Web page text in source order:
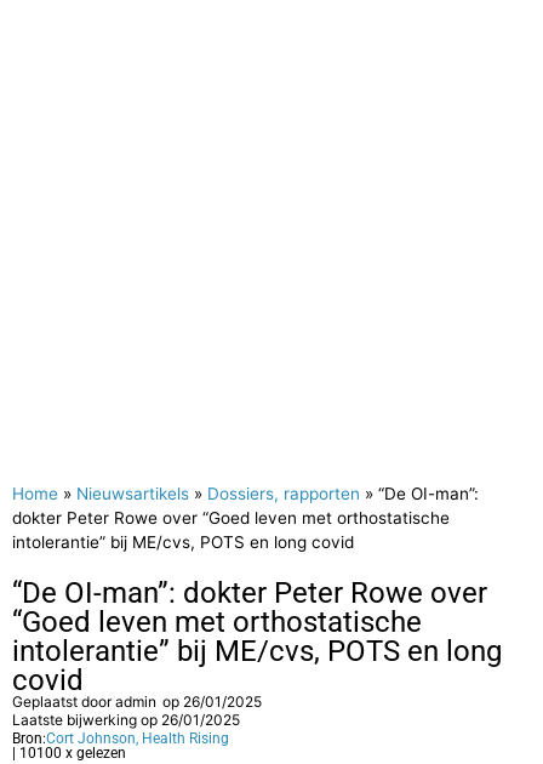
Home » Nieuwsartikels » Dossiers, rapporten » “De OI-man”:
dokter Peter Rowe over “Goed leven met orthostatische
intolerantie” bij ME/cvs, POTS en long covid
“De OI-man”: dokter Peter Rowe over
“Goed leven met orthostatische
intolerantie” bij ME/cvs, POTS en long
covid
Geplaatst dooradmin op 26/01/2025
Laatste bijwerking op 26/01/2025
Bron:Cort Johnson, Health Rising
| 10100 x gelezen